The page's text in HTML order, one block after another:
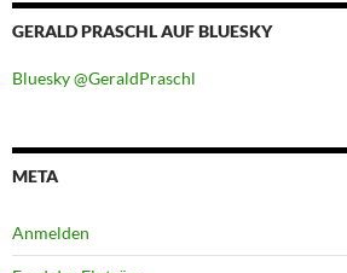
GERALD PRASCHL AUF BLUESKY
Bluesky @GeraldPraschl
META
Anmelden